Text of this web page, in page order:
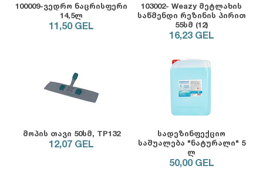
100009-ვედრო ნაცრისფერი
14,5ლ
11,50 GEL
103002- Weazy მეტლახის
საწმენდი რეზინის პირით
55სმ (12)
16,23 GEL
მოპის თავი 50სმ, TP132
12,07 GEL
სადეზინფექციო
საშუალება "ნატურალი" 5
ლ
50,00 GEL